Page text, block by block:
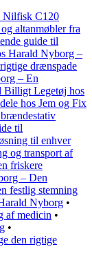
Nilfisk C120
altanmøbler fra
guide til
Harald Nyborg –
drænspade
– En
Billigt Legetøj hos
hos Jem og Fix
til
til enhver
og transport af
friskere
– Den
festlig stemning
Nyborg •
af medicin •
•
den rigtige